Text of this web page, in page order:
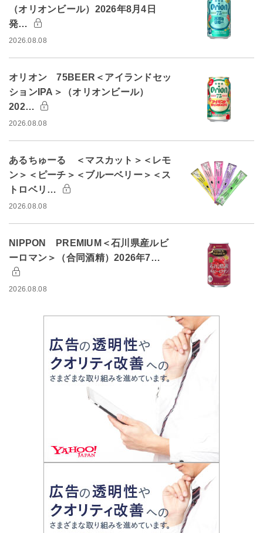
（オリオンビール）2026年8月4日
発…
2026.08.08
オリオン 75BEER＜アイランドセッ
ションIPA＞（オリオンビール）
202…
2026.08.08
あるちゅーる ＜マスカット＞＜レモ
ン＞＜ピーチ＞＜ブルーベリー＞＜ス
トロベリ…
2026.08.08
NIPPON PREMIUM＜石川県産ルビ
ーロマン＞（合同酒精）2026年7…
2026.08.08